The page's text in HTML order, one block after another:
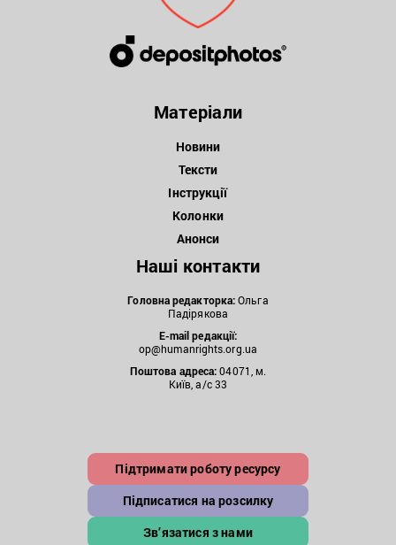
Матеріали
Новини
Тексти
Інструкції
Колонки
Анонси
Наші контакти
Головна редакторка:Ольга
Падірякова
E-mail редакції:
op@humanrights.org.ua
Поштова адреса:04071, м.
Київ, а/с 33
Підтримати роботу ресурсу
Підписатися на розсилку
Зв’язатися з нами